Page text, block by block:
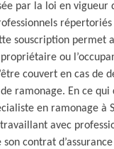
par la loi en vigueur
souscription permet
ou
couvert en cas de
ramonage. En ce qui
en ramonage à
avec
son contrat